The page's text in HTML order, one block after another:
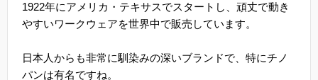
1922年にアメリカ・テキサスでスタートし、頑丈で動き
やすいワークウェアを世界中で販売しています。
日本人からも非常に馴染みの深いブランドで、特にチノ
パンは有名ですね。